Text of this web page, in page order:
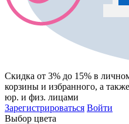
Скидка от 3% до 15% в
корзины и избранного, а
юр. и физ. лицами
Зарегистрироваться Войти
Выбор цвета